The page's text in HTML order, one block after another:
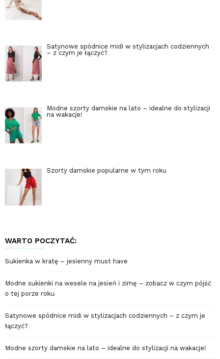
Satynowe spódnice midi w stylizacjach codziennych
– z czym je łączyć?
Modne szorty damskie na lato – idealne do stylizacji
na wakacje!
Szorty damskie popularne w tym roku
WARTO POCZYTAĆ:
Sukienka w kratę – jesienny must have
Modne sukienki na wesele na jesień i zimę – zobacz w czym pójść
o tej porze roku
Satynowe spódnice midi w stylizacjach codziennych – z czym je
łączyć?
Modne szorty damskie na lato – idealne do stylizacji na wakacje!